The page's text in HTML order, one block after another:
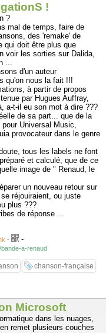
!
?
mal de temps, faire de
des 'remake' de
qui doit être plus que
voir les sorties sur Dalida,
...
d'un auteur
qu'on nous la fait !!!
à partir de propos
par Hugues Auffray,
a-t-il eu son mot à dire ???
de sa part... que de la
Universal Music,
provocateur dans le genre
tous les labels ne font
et calculé, que de ce
image de " Renaud, le
un nouveau retour sur
réjouiraient, ou juste
plus ???
de réponse ...
- -
a-renaud
chanson-française
Microsoft
dans les nuages,
remet plusieurs couches